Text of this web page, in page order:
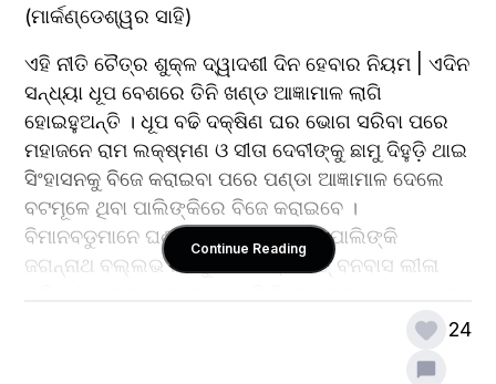
(ମାର୍କଣ୍ଡେଶ୍ୱର ସାହି)
ଏହି ନୀତି ଚୈତ୍ର ଶୁକ୍ଳ ଦ୍ୱାଦଶୀ ଦିନ ହେବାର ନିୟମ | ଏଦିନ
ସନ୍ଧ୍ୟା ଧୂପ ବେଶରେ ତିନି ଖଣ୍ଡ ଆଜ୍ଞାମାଳ ଲାଗି
ହୋଇହୁଅନ୍ତି । ଧୂପ ବଢି ଦକ୍ଷିଣ ଘର ଭୋଗ ସରିବା ପରେ
ମହାଜନେ ରାମ ଲକ୍ଷ୍ମଣ ଓ ସୀତା ଦେବୀଙ୍କୁ ଛାମୁ ଦିହୁଡ଼ି ଥାଇ
ସିଂହାସନକୁ ବିଜେ କରାଇବା ପରେ ପଣ୍ଡା ଆଜ୍ଞାମାଳ ଦେଲେ
ବଟମୂଳେ ଥିବା ପାଲିଙ୍କିରେ ବିଜେ କରାଇବେ ।
ବିମାନବଡୁମାନେ ଘଣ୍ଟ, ଛତା, କାହାଳୀ ସହ ପାଲିଙ୍କି
ଜଗନ୍ନାଥ ବଲ୍ଲଭ ମଠକୁ କରିବେ (ଅର୍ଥାତ୍ ବନବାସ ଲୀଳା
ପରେ ବାହୁଡ଼ା ବିଜେ କରିବେ । ଏ ଉତ୍ତାରେ ଭିତରେ ବଡ଼
Continue Reading
24